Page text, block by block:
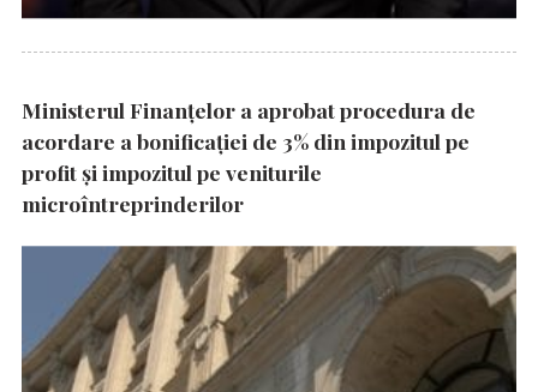
Ministerul Finanțelor a aprobat procedura de
acordare a bonificației de 3% din impozitul pe
profit și impozitul pe veniturile
microîntreprinderilor